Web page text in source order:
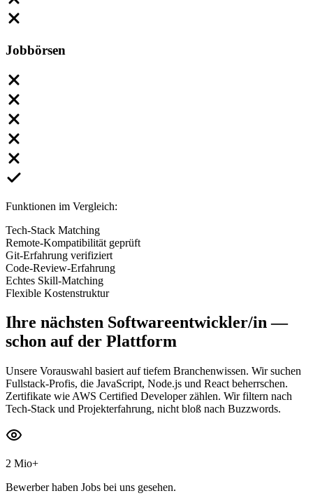
Jobbörsen
Funktionen im Vergleich:
Tech-Stack Matching
Remote-Kompatibilität geprüft
Git-Erfahrung verifiziert
Code-Review-Erfahrung
Echtes Skill-Matching
Flexible Kostenstruktur
Ihre nächsten Softwareentwickler/in—
schon auf der Plattform
Unsere Vorauswahl basiert auf tiefem Branchenwissen. Wir suchen
Fullstack-Profis, die JavaScript, Node.js und React beherrschen.
Zertifikate wie AWS Certified Developer zählen. Wir filtern nach
Tech-Stack und Projekterfahrung, nicht bloß nach Buzzwords.
2 Mio+
Bewerber haben Jobs bei uns gesehen.